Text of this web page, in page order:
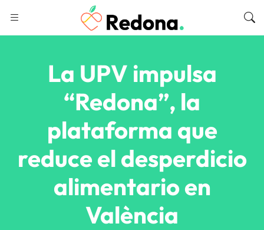
La UPV impulsa
“Redona”, la
plataforma que
reduce el desperdicio
alimentario en
València